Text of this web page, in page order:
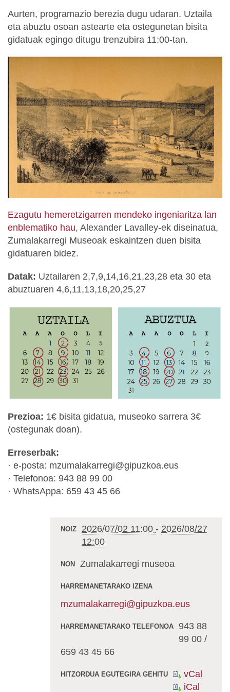
Aurten, programazio berezia dugu udaran. Uztaila
eta abuztu osoan astearte eta ostegunetan bisita
gidatuak egingo ditugu trenzubira 11:00-tan.
Ezagutu hemeretzigarren mendeko ingeniaritza lan
enblematiko hau, Alexander Lavalley-ek diseinatua,
Zumalakarregi Museoak eskaintzen duen bisita
gidatuaren bidez.
Datak: Uztailaren 2,7,9,14,16,21,23,28 eta 30 eta
abuztuaren 4,6,11,13,18,20,25,27
Prezioa: 1€ bisita gidatua, museoko sarrera 3€
(ostegunak doan).
Erreserbak:
· e-posta: mzumalakarregi@gipuzkoa.eus
· Telefonoa: 943 88 99 00
· WhatsAppa: 659 43 45 66
NOIZ 2026/07/02 11:00 - 2026/08/27
12:00
NON Zumalakarregi museoa
HARREMANETARAKO IZENA
mzumalakarregi@gipuzkoa.eus
HARREMANETARAKO TELEFONOA
943 88
99 00 /
659 43 45 66
HITZORDUA EGUTEGIRA GEHITU
vCal
iCal